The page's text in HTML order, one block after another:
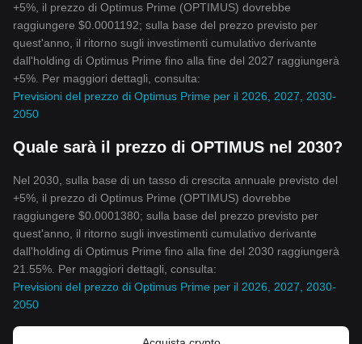
+5%, il prezzo di Optimus Prime (OPTIMUS) dovrebbe
raggiungere $0.0001192; sulla base del prezzo previsto per
quest'anno, il ritorno sugli investimenti cumulativo derivante
dall'holding di Optimus Prime fino alla fine del 2027 raggiungerà
+5%. Per maggiori dettagli, consulta:
Previsioni del prezzo di Optimus Prime per il 2026, 2027, 2030-
2050
Quale sarà il prezzo di OPTIMUS nel 2030?
Nel 2030, sulla base di un tasso di crescita annuale previsto del
+5%, il prezzo di Optimus Prime (OPTIMUS) dovrebbe
raggiungere $0.0001380; sulla base del prezzo previsto per
quest'anno, il ritorno sugli investimenti cumulativo derivante
dall'holding di Optimus Prime fino alla fine del 2030 raggiungerà
21.55%. Per maggiori dettagli, consulta:
Previsioni del prezzo di Optimus Prime per il 2026, 2027, 2030-
2050